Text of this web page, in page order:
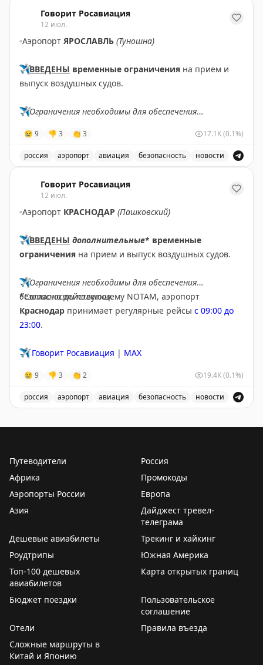
Говорит Росавиация
12 июл.
▫️Аэропорт ЯРОСЛАВЛЬ (Туношна)
✈️ВВЕДЕНЫ временные ограничения на прием и
выпуск воздушных судов.
✈️Ограничения необходимы для обеспечения
✈️ Говорит Росавиация|МАХ
😢 9 👎 3 👏 3 17.1K(0.1%)
россия аэропорт авиация безопасность новости
Говорит Росавиация
12 июл.
▫️Аэропорт КРАСНОДАР (Пашковский)
✈️ВВЕДЕНЫ дополнительные* временные
ограничения на прием и выпуск воздушных судов.
✈️Ограничения необходимы для обеспечения
безопасности полетов.
*Согласно действующему NOTAM, аэропорт
Краснодар принимает регулярные рейсы с 09:00 до
23:00.
✈️ Говорит Росавиация | MAX
😢 9 👎 3 👏 2 19.4K(0.1%)
россия аэропорт авиация безопасность новости
Путеводители
Россия
Африка
Промокоды
Аэропорты России
Европа
Азия
Дайджест тревел-
телеграма
Дешевые авиабилеты
Трекинг и хайкинг
Роудтрипы
Южная Америка
Топ-100 дешевых
авиабилетов
Карта открытых границ
Бюджет поездки
Пользовательское
соглашение
Отели
Правила въезда
Сложные маршруты в
Китай и Японию